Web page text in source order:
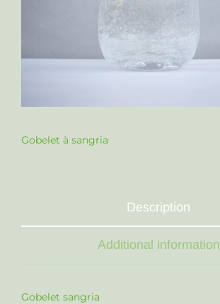
Gobelet à sangria
Description
Additional information
Gobelet sangria